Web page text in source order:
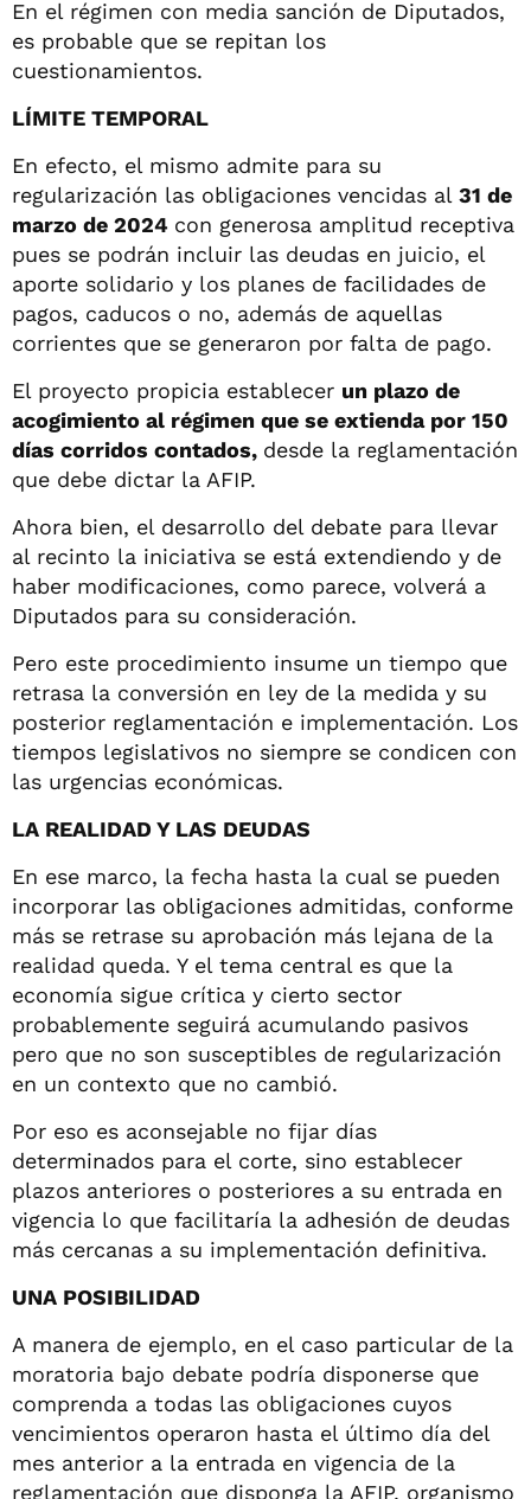
En el régimen con media sanción de Diputados,
es probable que se repitan los
cuestionamientos.
LÍMITE TEMPORAL
En efecto, el mismo admite para su
regularización las obligaciones vencidas al 31 de
marzo de 2024 con generosa amplitud receptiva
pues se podrán incluir las deudas en juicio, el
aporte solidario y los planes de facilidades de
pagos, caducos o no, además de aquellas
corrientes que se generaron por falta de pago.
El proyecto propicia establecer un plazo de
acogimiento al régimen que se extienda por 150
días corridos contados, desde la reglamentación
que debe dictar la AFIP.
Ahora bien, el desarrollo del debate para llevar
al recinto la iniciativa se está extendiendo y de
haber modificaciones, como parece, volverá a
Diputados para su consideración.
Pero este procedimiento insume un tiempo que
retrasa la conversión en ley de la medida y su
posterior reglamentación e implementación. Los
tiempos legislativos no siempre se condicen con
las urgencias económicas.
LA REALIDAD Y LAS DEUDAS
En ese marco, la fecha hasta la cual se pueden
incorporar las obligaciones admitidas, conforme
más se retrase su aprobación más lejana de la
realidad queda. Y el tema central es que la
economía sigue crítica y cierto sector
probablemente seguirá acumulando pasivos
pero que no son susceptibles de regularización
en un contexto que no cambió.
Por eso es aconsejable no fijar días
determinados para el corte, sino establecer
plazos anteriores o posteriores a su entrada en
vigencia lo que facilitaría la adhesión de deudas
más cercanas a su implementación definitiva.
UNA POSIBILIDAD
A manera de ejemplo, en el caso particular de la
moratoria bajo debate podría disponerse que
comprenda a todas las obligaciones cuyos
vencimientos operaron hasta el último día del
mes anterior a la entrada en vigencia de la
reglamentación que disponga la AFIP, organismo